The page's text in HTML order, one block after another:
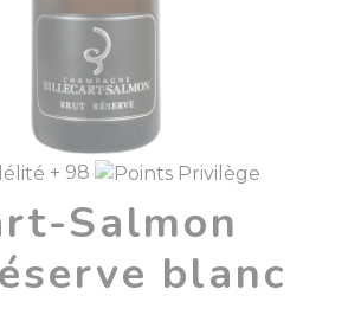
+ 98
Salmon
blanc